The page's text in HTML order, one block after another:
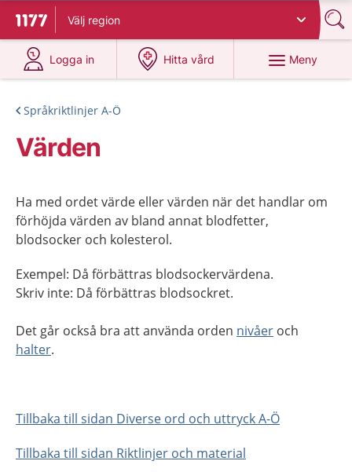
Till startsidan för 1177
Välj region
Logga in
på 1177.se
Hitta vård
på 1177.se
Meny
Språkriktlinjer A-Ö
Värden
Ha med ordet värde eller värden när det handlar om
förhöjda värden av bland annat blodfetter,
blodsocker och kolesterol.
Exempel: Då förbättras blodsockervärdena.
Skriv inte: Då förbättras blodsockret.
Det går också bra att använda orden nivåer och
halter.
Tillbaka till sidan Diverse ord och uttryck A-Ö
Tillbaka till sidan Riktlinjer och material